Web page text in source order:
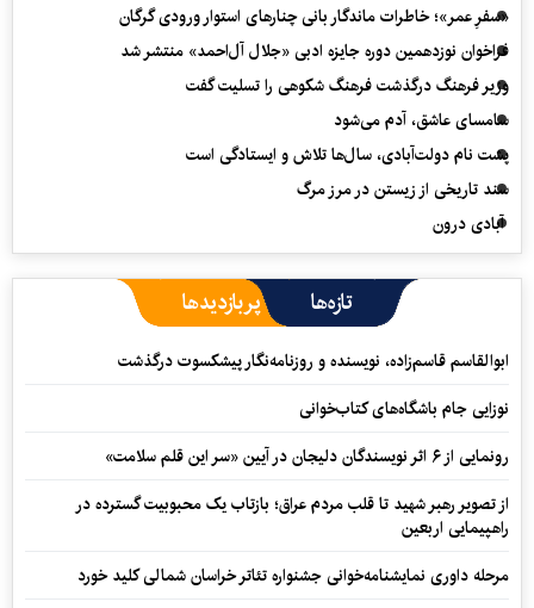
«سفرِ عمر»؛ خاطرات ماندگار بانی چنارهای استوار ورودی گرگان
فراخوان نوزدهمین دوره جایزه ادبی «جلال آل‌احمد» منتشر شد
وزیر فرهنگ درگذشت فرهنگ شکوهی را تسلیت گفت
سامسای عاشق، آدم می‌شود
پشت نام دولت‌آبادی، سال‌ها تلاش و ایستادگی است
سند تاریخی از زیستن در مرز مرگ
آبادی درون
تازه‌ها پربازدیدها
ابوالقاسم قاسم‌زاده، نویسنده و روزنامه‌نگار پیشکسوت درگذشت
نوزایی جام باشگاه‌های کتاب‌خوانی
رونمایی از ۶ اثر نویسندگان دلیجان در آیین «سر این قلم سلامت»
از تصویر رهبر شهید تا قلب مردم عراق؛ بازتاب یک محبوبیت گسترده در
راهپیمایی اربعین
مرحله داوری نمایشنامه‌خوانی جشنواره تئاتر خراسان شمالی کلید خورد